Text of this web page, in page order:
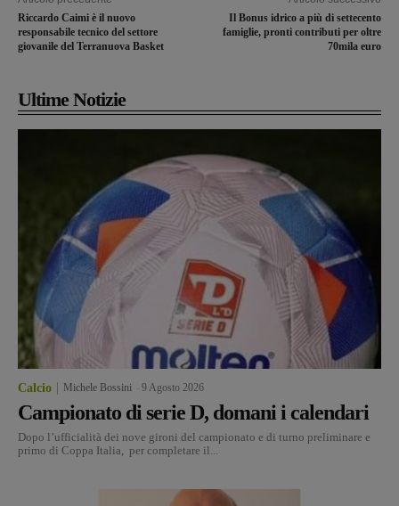
Riccardo Caimi è il nuovo
responsabile tecnico del settore
giovanile del Terranuova Basket
Il Bonus idrico a più di settecento
famiglie, pronti contributi per oltre
70mila euro
Ultime Notizie
Calcio Michele Bossini 9 Agosto 2026
Campionato di serie D, domani i calendari
Dopo l’ufficialità dei nove gironi del campionato e di turno preliminare e
primo di Coppa Italia, per completare il...